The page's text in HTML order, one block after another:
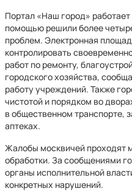
Портал «Наш город» работает
помощью решили более
проблем. Электронная
контролировать
работ по ремонту,
городского хозяйства,
работу учреждений. Также
чистотой и порядком во
в общественном транспорте,
аптеках.
Жалобы москвичей проходят
обработки. За сообщениями
органы исполнительной
конкретных нарушений.